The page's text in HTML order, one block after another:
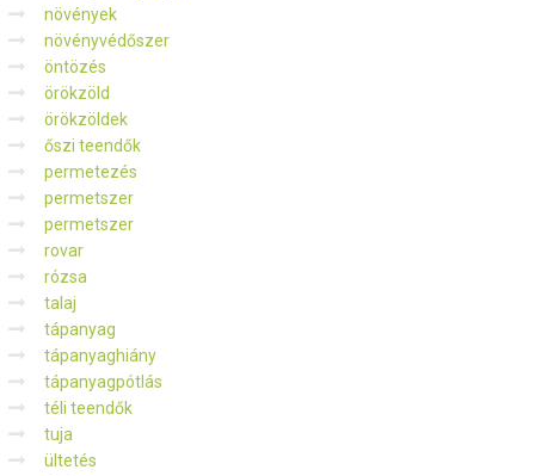
növények
növényvédőszer
öntözés
örökzöld
örökzöldek
őszi teendők
permetezés
permetszer
permetszer
rovar
rózsa
talaj
tápanyag
tápanyaghiány
tápanyagpótlás
téli teendők
tuja
ültetés